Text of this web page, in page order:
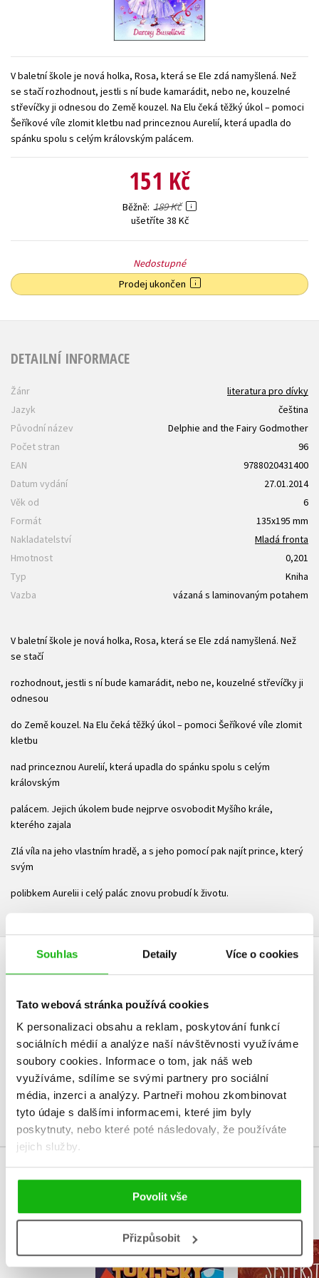
Souhlas Detaily Více o cookies
Tato webová stránka používá cookies
K personalizaci obsahu a reklam, poskytování funkcí
sociálních médií a analýze naší návštěvnosti využíváme
soubory cookies. Informace o tom, jak náš web
využíváme, sdílíme se svými partnery pro sociální
média, inzerci a analýzy. Partneři mohou zkombinovat
tyto údaje s dalšími informacemi, které jim byly
poskytnuty, nebo které poté následovaly, že používáte
jejich služby.
Povolit vše
Přizpůsobit
Zahraniční literatura
V baletní škole je nová holka, Rosa, která se Ele zdá namyšlená. Než
se stačí rozhodnout, jestli s ní bude kamarádit, nebo ne, kouzelné
střevíčky ji odnesou do Země kouzel. Na Elu čeká těžký úkol – pomoci
Šeříkové víle zlomit kletbu nad princeznou Aurelií, která upadla do
spánku spolu s celým královským palácem.
151 Kč
Běžně 189 Kč
ušetříte 38 Kč
Nedostupné
Prodej ukončen
DETAILNÍ INFORMACE
Žánr
literatura pro dívky
Jazyk
čeština
Původní název
Delphie and the Fairy Godmother
Počet stran
96
EAN
9788020431400
Datum vydání
27.01.2014
Věk od
6
Formát
135x195 mm
Nakladatelství
Mladá fronta
Hmotnost
0,201
Typ
Kniha
Vazba
vázaná s laminovaným potahem
V baletní škole je nová holka, Rosa, která se Ele zdá namyšlená. Než
se stačí
rozhodnout, jestli s ní bude kamarádit, nebo ne, kouzelné střevíčky ji
odnesou
do Země kouzel. Na Elu čeká těžký úkol – pomoci Šeříkové víle zlomit
kletbu
nad princeznou Aurelií, která upadla do spánku spolu s celým
královským
palácem. Jejich úkolem bude nejprve osvobodit Myšího krále,
kterého zajala
Zlá víla na jeho vlastním hradě, a s jeho pomocí pak najít prince, který
svým
polibkem Aurelii i celý palác znovu probudí k životu.
HODNOCENÍ ČTENÁŘŮ
V současné době nejsou vytvořena žádná uživatelská hodnocení.
Vaše hodnocení
Uživatelskou recenzi mohou vkládat pouze registrovaní uživatelé
Přihlásit
MOHLO BY VÁS TAKÉ ZAJÍMAT
K-Pop
Vyšetřovatelky